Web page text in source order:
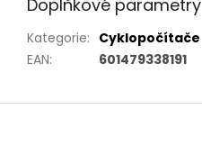
Doplňkové parametry
Kategorie: Cyklopočítače
EAN: 601479338191
Z